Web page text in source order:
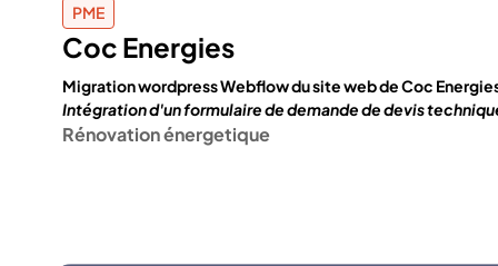
PME
Coc Energies
Migration wordpress Webflow du site web de Coc
Intégration d'un formulaire de demande de devis
Rénovation énergetique